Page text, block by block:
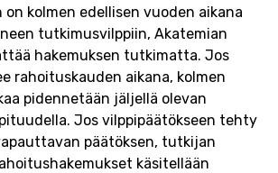
kolmen edellisen vuoden aikana
tutkimusvilppiin, Akatemian
hakemuksen tutkimatta. Jos
rahoituskauden aikana, kolmen
pidennetään jäljellä olevan
Jos vilppipäätökseen tehty
päätöksen, tutkijan
käsitellään